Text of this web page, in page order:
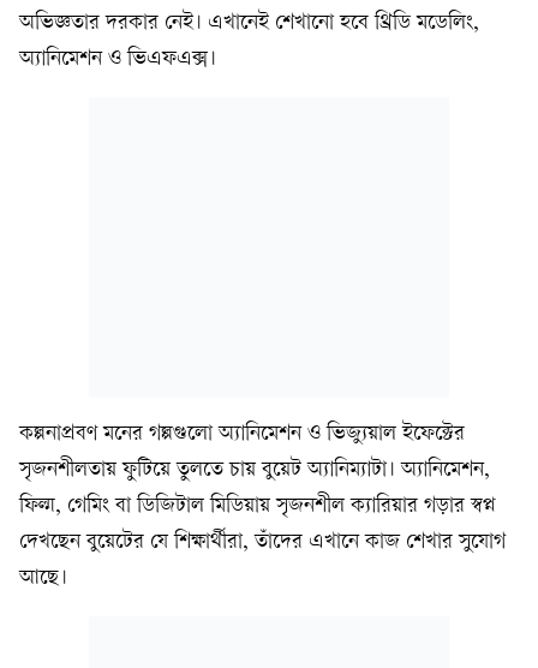
অভিজ্ঞতার দরকার নেই। এখানেই শেখানো হবে থ্রিডি মডেলিং,
অ্যানিমেশন ও ভিএফএক্স।
কল্পনাপ্রবণ মনের গল্পগুলো অ্যানিমেশন ও ভিজ্যুয়াল ইফেক্টের
সৃজনশীলতায় ফুটিয়ে তুলতে চায় বুয়েট অ্যানিম্যাটা। অ্যানিমেশন,
ফিল্ম, গেমিং বা ডিজিটাল মিডিয়ায় সৃজনশীল ক্যারিয়ার গড়ার স্বপ্ন
দেখছেন বুয়েটের যে শিক্ষার্থীরা, তাঁদের এখানে কাজ শেখার সুযোগ
আছে।